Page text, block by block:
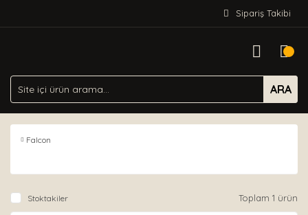
Sipariş Takibi
ARA
Falcon
Stoktakiler Toplam 1 ürün